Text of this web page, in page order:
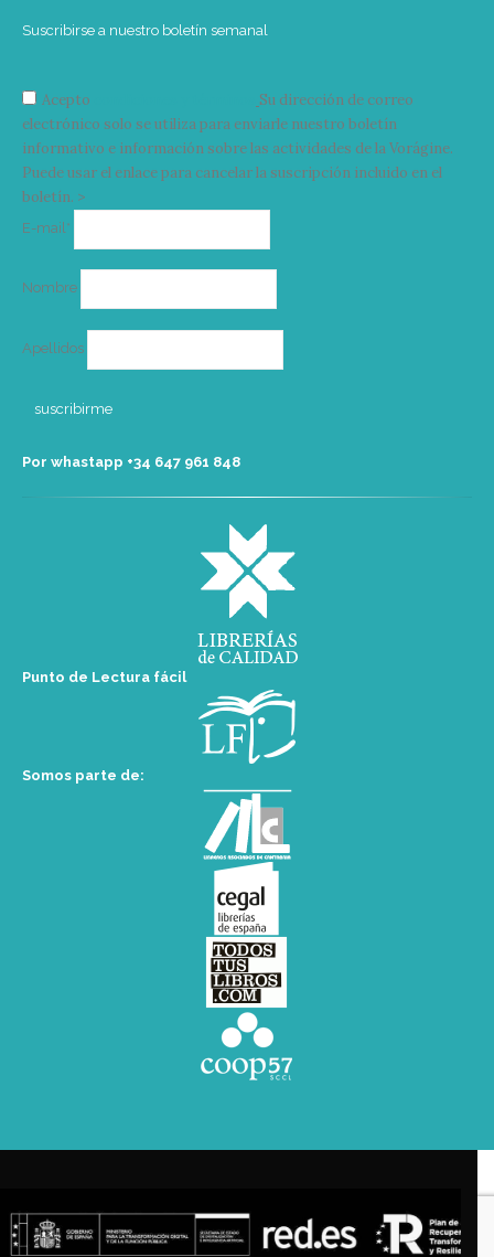
Suscribirse a nuestro boletín semanal
Acepto
Su dirección de correo
electrónico solo se utiliza para enviarle nuestro boletín
informativo e información sobre las actividades de la Vorágine.
Puede usar el enlace para cancelar la suscripción incluido en el
boletín. >
E-mail*
Nombre
Apellidos
Por whastapp +34 ‭647 961 848‬
Punto de Lectura fácil
Somos parte de: